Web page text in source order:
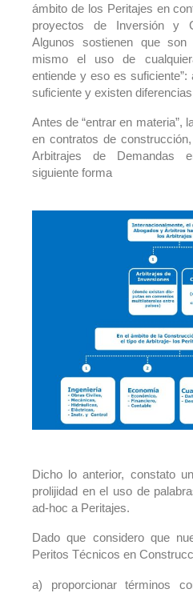
ámbito de los Peritajes en
proyectos de Inversión y
Algunos sostienen que
mismo el uso de
entiende y eso es
suficiente y existen
Antes de “entrar en materia”,
en contratos de
Arbitrajes de Demandas
siguiente forma
Dicho lo anterior, constato
prolijidad en el uso de
ad-hoc a Peritajes.
Dado que considero que
Peritos Técnicos en
a) proporcionar términos